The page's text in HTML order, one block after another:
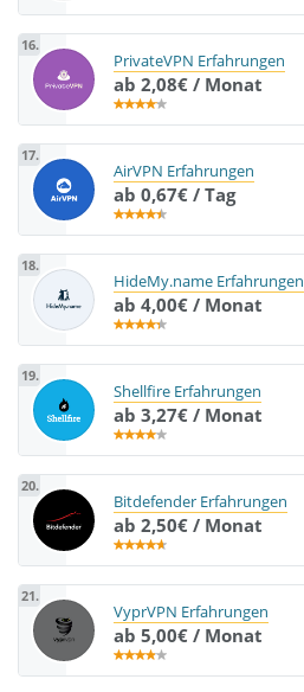
16.
PrivateVPN Erfahrungen
ab 2,08€ / Monat
17.
AirVPN Erfahrungen
ab 0,67€ / Tag
18.
HideMy.name Erfahrungen
ab 4,00€ / Monat
19.
Shellfire Erfahrungen
ab 3,27€ / Monat
20.
Bitdefender Erfahrungen
ab 2,50€ / Monat
21.
VyprVPN Erfahrungen
ab 5,00€ / Monat